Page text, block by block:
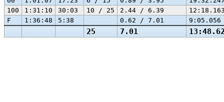
25 7.01
100
1:31:10 30:03 10 / 25 2.44 / 6.39
F
1:36:48 5:38 0.62 / 7.01 9:05.056